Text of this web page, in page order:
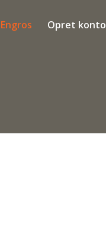
Engros Opret konto